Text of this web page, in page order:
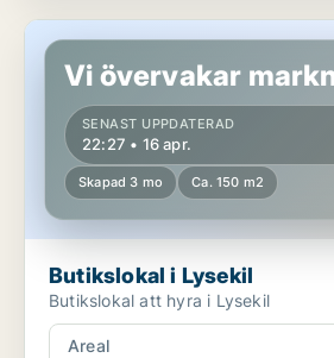
Butikslokal i Lysekil
Vi övervakar
SENAST UPPDATERAD
22:27 • 16 apr.
Skapad 3 mo Ca. 150 m2
Butikslokal i Lysekil
Butikslokal att hyra i Lysekil
Areal